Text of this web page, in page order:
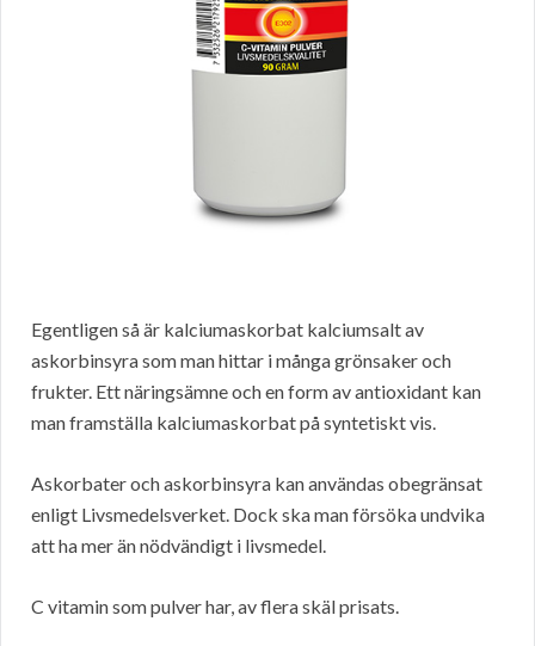
Egentligen så är kalciumaskorbat kalciumsalt av
askorbinsyra som man hittar i många grönsaker och
frukter. Ett näringsämne och en form av antioxidant kan
man framställa kalciumaskorbat på syntetiskt vis.
Askorbater och askorbinsyra kan användas obegränsat
enligt Livsmedelsverket. Dock ska man försöka undvika
att ha mer än nödvändigt i livsmedel.
C vitamin som pulver har, av flera skäl prisats.